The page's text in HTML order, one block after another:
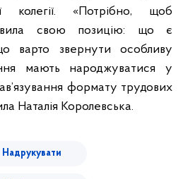
колегії. «Потрібно, щоб
свою позицію: що є
варто звернути особливу
мають народжуватися у
формату трудових
Наталія Королевська.
Надрукувати